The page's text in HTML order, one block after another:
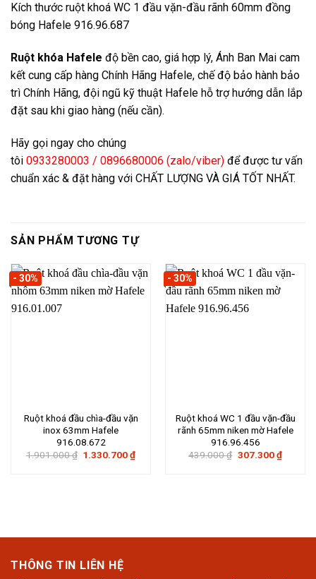
Kích thước ruột khoá WC 1 đầu vặn-đầu rãnh 60mm đồng
bóng Hafele 916.96.687
Ruột khóa Hafele độ bền cao, giá hợp lý, Ánh Ban Mai cam
kết cung cấp hàng Chính Hãng Hafele, chế độ bảo hành bảo
trì Chính Hãng, đội ngũ kỹ thuật Hafele hỗ trợ hướng dẫn lắp
đặt sau khi giao hàng (nếu cần).
Hãy gọi ngay cho chúng
tôi 0933280003 / 0896680006 (zalo/viber) để được tư vấn
chuẩn xác & đặt hàng với CHẤT LƯỢNG VÀ GIÁ TỐT NHẤT.
SẢN PHẨM TƯƠNG TỰ
- 30%
Ruột khoá đầu chìa-đầu vặn
inox 63mm Hafele
916.08.672
1.901.000₫ Giá
1.330.700₫Giá
- 30%
Ruột khoá WC 1 đầu vặn-đầu
rãnh 65mm niken mờ Hafele
916.96.456
439.000₫ Giá
307.300₫Giá
hiện
THÔNG TIN LIÊN HỆ